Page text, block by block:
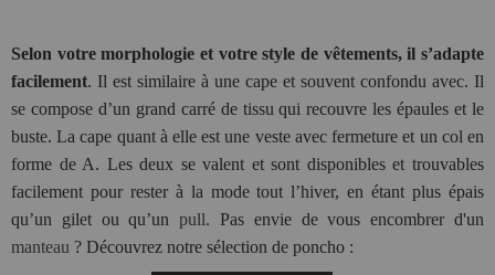
Selon votre morphologie et votre style de vêtements, il s’adapte
facilement. Il est similaire à une cape et souvent confondu avec. Il
se compose d’un grand carré de tissu qui recouvre les épaules et le
buste. La cape quant à elle est une veste avec fermeture et un col en
forme de A. Les deux se valent et sont disponibles et trouvables
facilement pour rester à la mode tout l’hiver, en étant plus épais
qu’un gilet ou qu’unpull. Pas envie de vous encombrer d'un
manteau ? Découvrez notre sélection de poncho :